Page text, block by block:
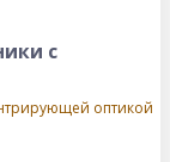
с